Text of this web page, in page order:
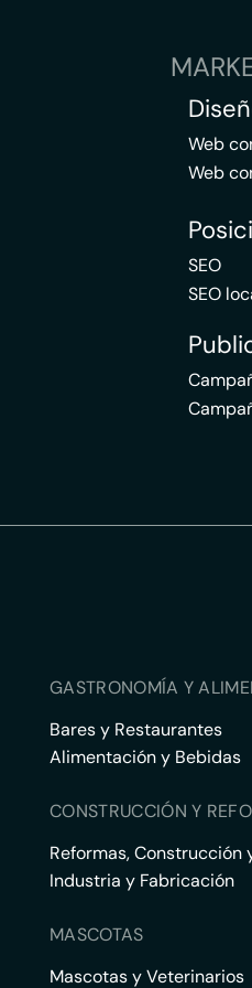
Web
Web
SEO
SEO
GASTRONOMÍA Y
Bares y Restaurantes
Alimentación y Bebidas
CONSTRUCCIÓN Y
Reformas, Construcción
Industria y Fabricación
MASCOTAS
Mascotas y Veterinarios